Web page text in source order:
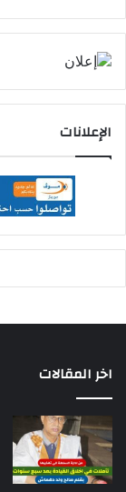
الإعلانات
اخر المقالات